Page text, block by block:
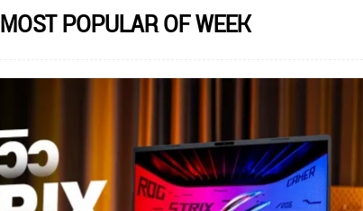
MOST POPULAR OF WEEK